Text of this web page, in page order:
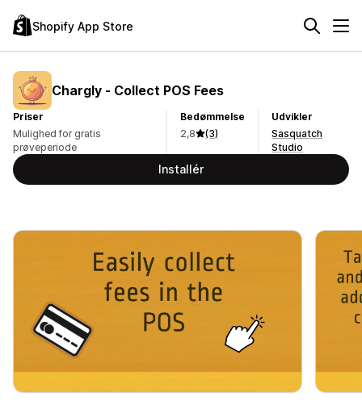
Shopify App Store
Chargly ‑ Collect POS Fees
Priser
Mulighed for gratis
prøveperiode
Bedømmelse
2,8
(3)
Udvikler
Sasquatch
Studio
Installér